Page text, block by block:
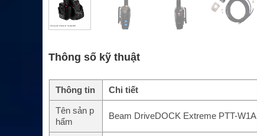
Thông số kỹ thuật
Thông tin Chi tiết
Tên sản p
hẩm
Beam DriveDOCK Extreme PTT-W1A